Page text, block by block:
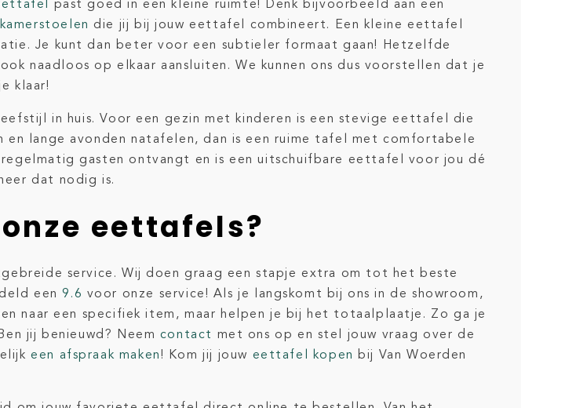
past goed in een kleine ruimte! Denk bijvoorbeeld aan een
die jij bij jouw eettafel combineert. Een kleine eettafel
Je kunt dan beter voor een subtieler formaat gaan! Hetzelfde
naadloos op elkaar aansluiten. We kunnen ons dus voorstellen dat je
klaar!
in huis. Voor een gezin met kinderen is een stevige eettafel die
lange avonden natafelen, dan is een ruime tafel met comfortabele
gasten ontvangt en is een uitschuifbare eettafel voor jou dé
dat nodig is.
eettafels?
service. Wij doen graag een stapje extra om tot het beste
een9.6 voor onze service! Als je langskomt bij ons in de showroom,
naar een specifiek item, maar helpen je bij het totaalplaatje. Zo ga je
jij benieuwd? Neem contact met ons op en stel jouw vraag over de
een afspraak maken! Kom jij jouw eettafel kopen
bij Van Woerden